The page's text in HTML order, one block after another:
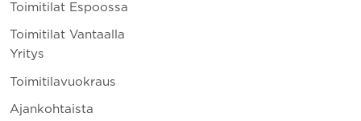
Toimitilat Espoossa
Toimitilat Vantaalla
Yritys
Toimitilavuokraus
Ajankohtaista